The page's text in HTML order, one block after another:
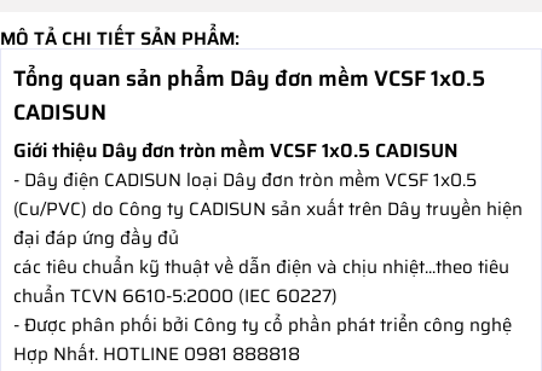
MÔ TẢ CHI TIẾT SẢN PHẨM:
Tổng quan sản phẩm Dây đơn mềm VCSF 1x0.5
CADISUN
Giới thiệu Dây đơn tròn mềm VCSF 1x0.5 CADISUN
- Dây điện CADISUN loại Dây đơn tròn mềm VCSF 1x0.5
(Cu/PVC) do Công ty CADISUN sản xuất trên Dây truyền hiện
đại đáp ứng đầy đủ
các tiêu chuẩn kỹ thuật về dẫn điện và chịu nhiệt...theo tiêu
chuẩn TCVN 6610-5:2000 (IEC 60227)
- Được phân phối bởi Công ty cổ phần phát triển công nghệ
Hợp Nhất. HOTLINE 0981 888818